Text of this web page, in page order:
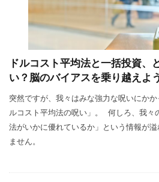
ドルコスト平均法と一括投資、
い？脳のバイアスを乗り越えよ
突然ですが、我々はみな強力な呪いにか
ルコスト平均法の呪い」。 何しろ、我々
法がいかに優れているか」という情報が
ません。